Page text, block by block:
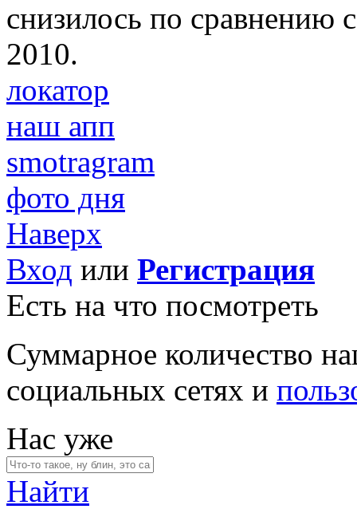
снизилось по сравнению
2010.
локатор
наш апп
smotragram
фото дня
Наверх
Вход или Регистрация
Есть на что посмотреть
Суммарное количество
социальных сетях и
Нас уже
Найти